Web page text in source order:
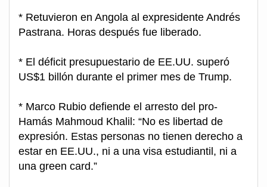
* Retuvieron en Angola al expresidente Andrés
Pastrana. Horas después fue liberado.
* El déficit presupuestario de EE.UU. superó
US$1 billón durante el primer mes de Trump.
* Marco Rubio defiende el arresto del pro-
Hamás Mahmoud Khalil: “No es libertad de
expresión. Estas personas no tienen derecho a
estar en EE.UU., ni a una visa estudiantil, ni a
una green card.”